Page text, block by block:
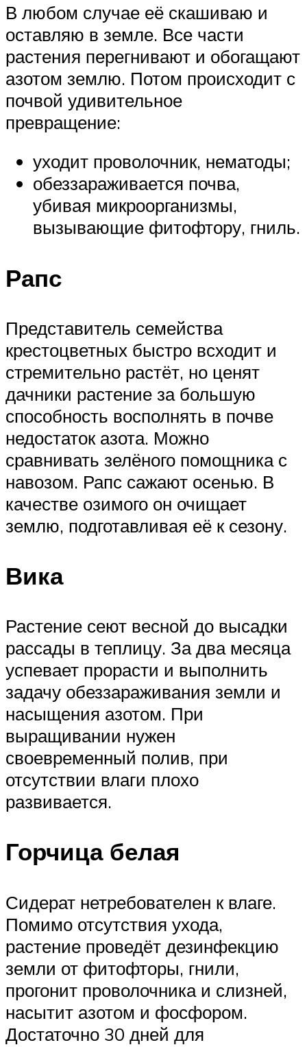
В любом случае её скашиваю и
оставляю в земле. Все части
растения перегнивают и обогащают
азотом землю. Потом происходит с
почвой удивительное
превращение:
уходит проволочник, нематоды;
обеззараживается почва,
убивая микроорганизмы,
вызывающие фитофтору, гниль.
Рапс
Представитель семейства
крестоцветных быстро всходит и
стремительно растёт, но ценят
дачники растение за большую
способность восполнять в почве
недостаток азота. Можно
сравнивать зелёного помощника с
навозом. Рапс сажают осенью. В
качестве озимого он очищает
землю, подготавливая её к сезону.
Вика
Растение сеют весной до высадки
рассады в теплицу. За два месяца
успевает прорасти и выполнить
задачу обеззараживания земли и
насыщения азотом. При
выращивании нужен
своевременный полив, при
отсутствии влаги плохо
развивается.
Горчица белая
Сидерат нетребователен к влаге.
Помимо отсутствия ухода,
растение проведёт дезинфекцию
земли от фитофторы, гнили,
прогонит проволочника и слизней,
насытит азотом и фосфором.
Достаточно 30 дней для